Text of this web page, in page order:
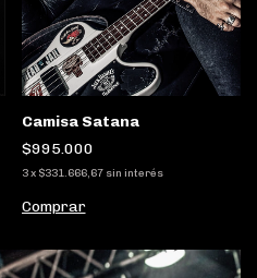
Camisa Satana
$995.000
3 x $331.666,67 sin interés
Comprar